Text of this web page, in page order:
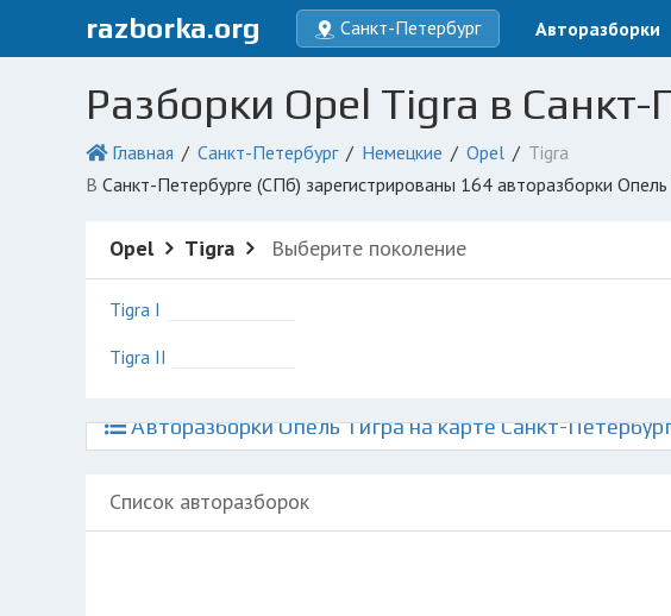
razborka.org Санкт-Петербург Авторазборки
Разборки Opel Tigra в
Главная Санкт-Петербург Немецкие Opel
Tigra
в Санкт-Петербурге (СПб) зарегистрированы 164 авторазборки
Opel Tigra Выберите поколение
Tigra I
Tigra II
Авторазборки Опель Тигра на карте Санкт-
Список авторазборок